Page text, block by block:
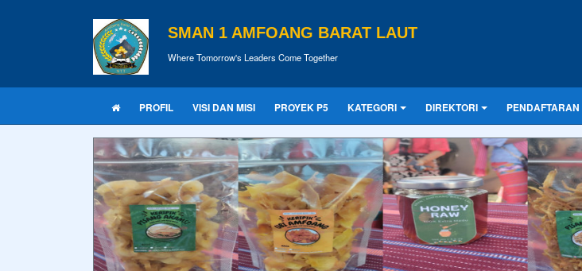
SMAN 1 AMFOANG BARAT LAUT
Where Tomorrow's Leaders Come Together
PROFIL VISI DAN MISI PROYEK P5 KATEGORI DIREKTORI